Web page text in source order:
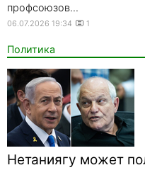
профсоюзов...
06.07.2026 19:34 1
Политика
Нетаниягу может